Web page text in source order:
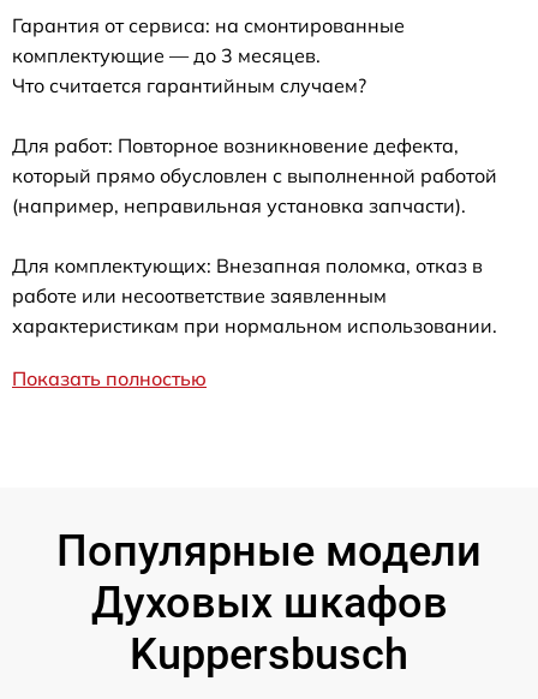
Гарантия от сервиса: на смонтированные
комплектующие — до 3 месяцев.
Что считается гарантийным случаем?
Для работ: Повторное возникновение дефекта,
который прямо обусловлен с выполненной работой
(например, неправильная установка запчасти).
Для комплектующих: Внезапная поломка, отказ в
работе или несоответствие заявленным
характеристикам при нормальном использовании.
Показать полностью
Популярные модели
Духовых шкафов
Kuppersbusch